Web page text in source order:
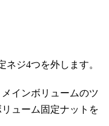
ジ4つを外します。
インボリュームのツ
ューム固定ナットを